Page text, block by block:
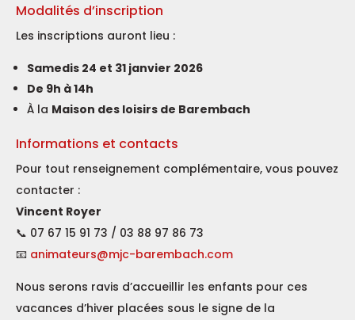
Modalités d’inscription
Les inscriptions auront lieu :
Samedis 24 et 31 janvier 2026
De 9h à 14h
À la Maison des loisirs de Barembach
Informations et contacts
Pour tout renseignement complémentaire, vous pouvez
contacter :
Vincent Royer
📞 07 67 15 91 73 / 03 88 97 86 73
📧 animateurs@mjc-barembach.com
Nous serons ravis d’accueillir les enfants pour ces
vacances d’hiver placées sous le signe de la